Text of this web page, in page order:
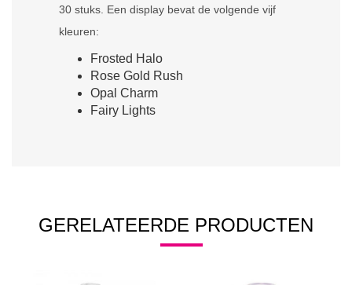
30 stuks. Een display bevat de volgende vijf
kleuren:
Frosted Halo
Rose Gold Rush
Opal Charm
Fairy Lights
GERELATEERDE PRODUCTEN